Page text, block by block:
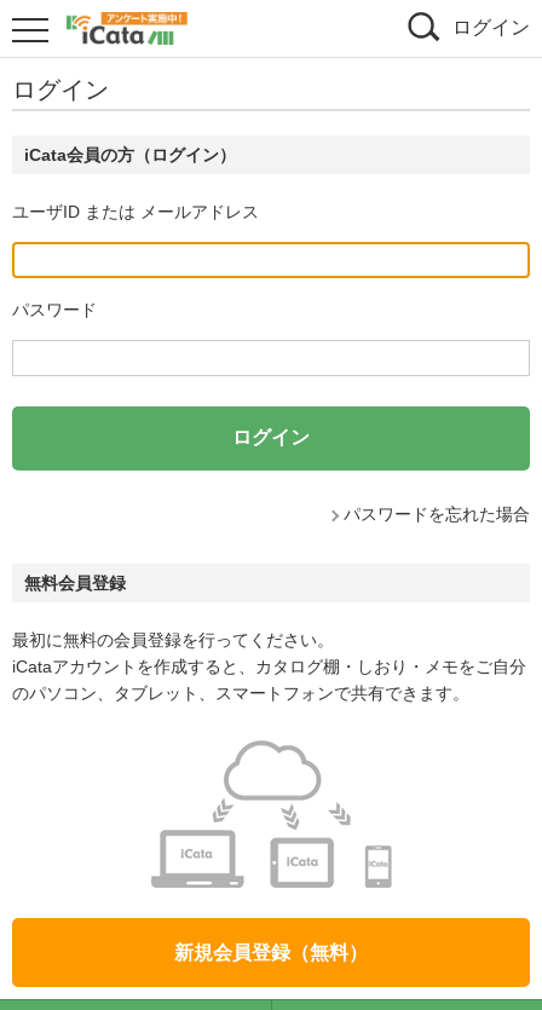
ログイン
ログイン
iCata会員の方（ログイン）
ユーザID または メールアドレス
パスワード
パスワードを忘れた場合
無料会員登録
最初に無料の会員登録を行ってください。
iCataアカウントを作成すると、カタログ棚・しおり・メモをご自分
のパソコン、タブレット、スマートフォンで共有できます。
新規会員登録（無料）